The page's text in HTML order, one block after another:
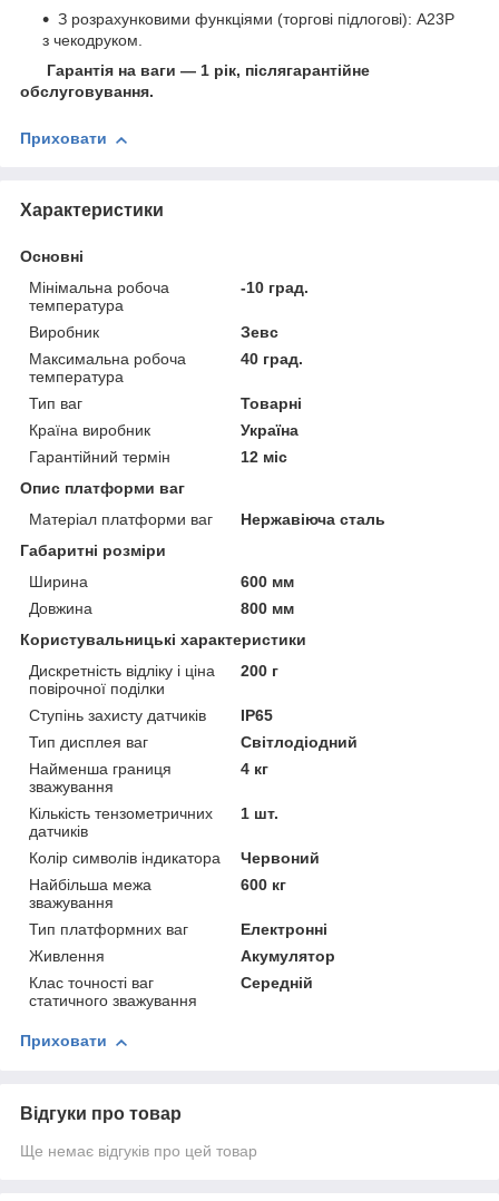
З розрахунковими функціями (торгові підлогові): А23Р
з чекодруком.
Гарантія на ваги — 1 рік, післягарантійне
обслуговування.
Приховати
Характеристики
Основні
Мінімальна робоча
температура
-10 град.
Виробник
Зевс
Максимальна робоча
температура
40 град.
Тип ваг
Товарні
Країна виробник
Україна
Гарантійний термін
12 міс
Опис платформи ваг
Матеріал платформи ваг
Нержавіюча сталь
Габаритні розміри
Ширина
600 мм
Довжина
800 мм
Користувальницькі характеристики
Дискретність відліку і ціна
повірочної поділки
200 г
Ступінь захисту датчиків
IP65
Тип дисплея ваг
Світлодіодний
Найменша границя
зважування
4 кг
Кількість тензометричних
датчиків
1 шт.
Колір символів індикатора
Червоний
Найбільша межа
зважування
600 кг
Тип платформних ваг
Електронні
Живлення
Акумулятор
Клас точності ваг
статичного зважування
Середній
Приховати
Відгуки про товар
Ще немає відгуків про цей товар